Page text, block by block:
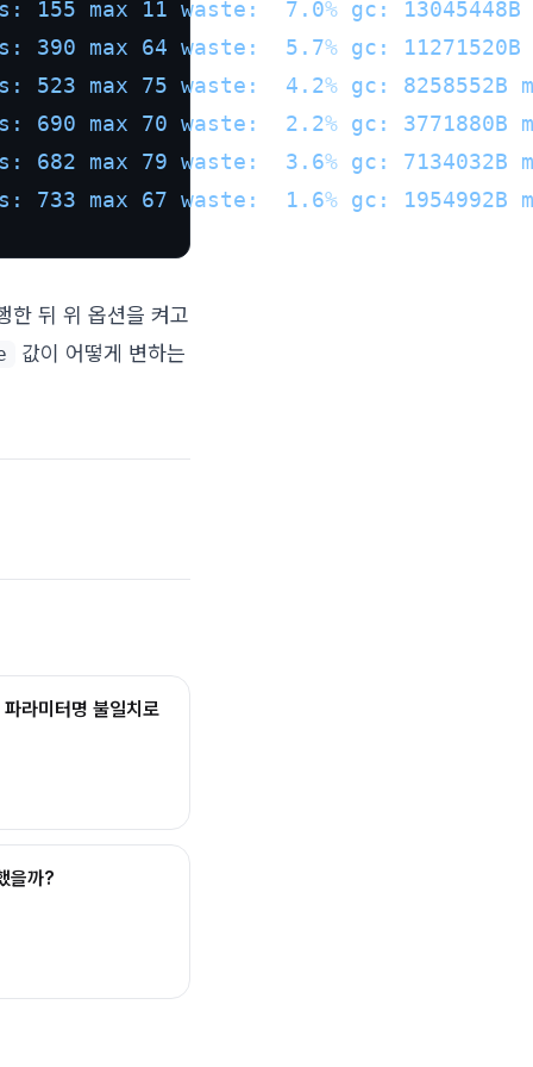
max 11 waste:
7.0% gc:
max 64 waste:
5.7% gc:
max 75 waste:
4.2% gc: 8258552B
max 70 waste:
2.2% gc: 3771880B
max 79 waste:
3.6% gc: 7134032B
max 67 waste:
1.6% gc: 1954992B
한 뒤 위 옵션을 켜고
값이 어떻게 변하는
라미터명 불일치로
을까?